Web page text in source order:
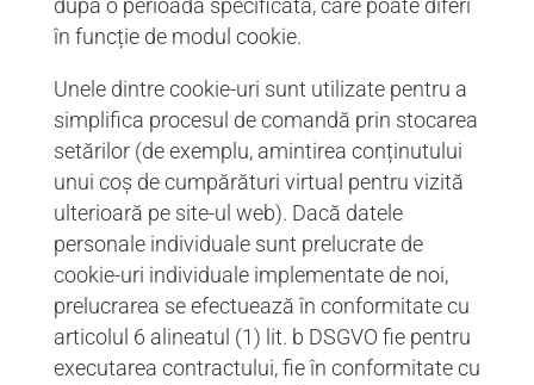
după o perioadă specificată, care poate diferi
în funcție de modul cookie.
Unele dintre cookie-uri sunt utilizate pentru a
simplifica procesul de comandă prin stocarea
setărilor (de exemplu, amintirea conținutului
unui coș de cumpărături virtual pentru vizită
ulterioară pe site-ul web). Dacă datele
personale individuale sunt prelucrate de
cookie-uri individuale implementate de noi,
prelucrarea se efectuează în conformitate cu
articolul 6 alineatul (1) lit. b DSGVO fie pentru
executarea contractului, fie în conformitate cu